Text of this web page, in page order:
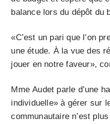
balance lors du dépôt du
«C’est un pari que l’on
une étude. À la vue des
jouer en notre faveur»,
Mme Audet parle d’une
individuelle» à gérer sur
communautaire n’est